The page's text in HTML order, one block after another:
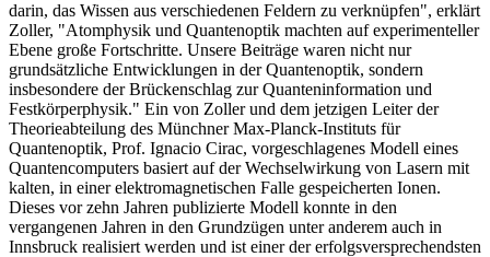
darin, das Wissen aus verschiedenen Feldern zu verknüpfen", erklärt
Zoller, "Atomphysik und Quantenoptik machten auf experimenteller
Ebene große Fortschritte. Unsere Beiträge waren nicht nur
grundsätzliche Entwicklungen in der Quantenoptik, sondern
insbesondere der Brückenschlag zur Quanteninformation und
Festkörperphysik." Ein von Zoller und dem jetzigen Leiter der
Theorieabteilung des Münchner Max-Planck-Instituts für
Quantenoptik, Prof. Ignacio Cirac, vorgeschlagenes Modell eines
Quantencomputers basiert auf der Wechselwirkung von Lasern mit
kalten, in einer elektromagnetischen Falle gespeicherten Ionen.
Dieses vor zehn Jahren publizierte Modell konnte in den
vergangenen Jahren in den Grundzügen unter anderem auch in
Innsbruck realisiert werden und ist einer der erfolgsversprechendsten